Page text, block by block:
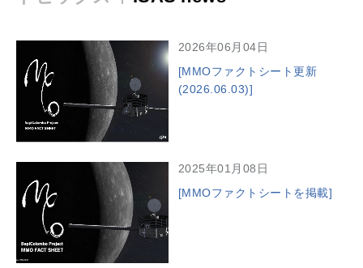
2026年06月04日
[MMOファクトシート更新
(2026.06.03)]
2025年01月08日
[MMOファクトシートを掲載]